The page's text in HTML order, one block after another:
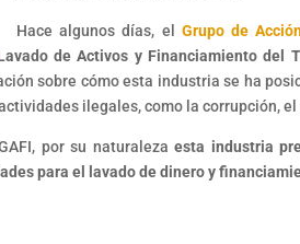
Hace algunos días, el Grupo de
de Activos y Financiamiento del
sobre cómo esta industria se ha
ilegales, como la corrupción,
por su naturalezaesta industria
para el lavado de dinero y